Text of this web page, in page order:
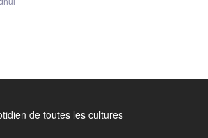
de toutes les cultures